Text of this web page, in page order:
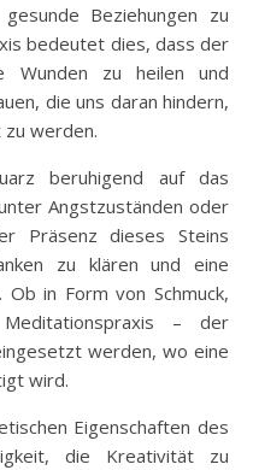
Beziehungen zu
bedeutet dies, dass der
Wunden zu heilen und
die uns daran hindern,
werden.
beruhigend auf das
Angstzuständen oder
Präsenz dieses Steins
zu klären und eine
in Form von Schmuck,
– der
werden, wo eine
wird.
Eigenschaften des
die Kreativität zu